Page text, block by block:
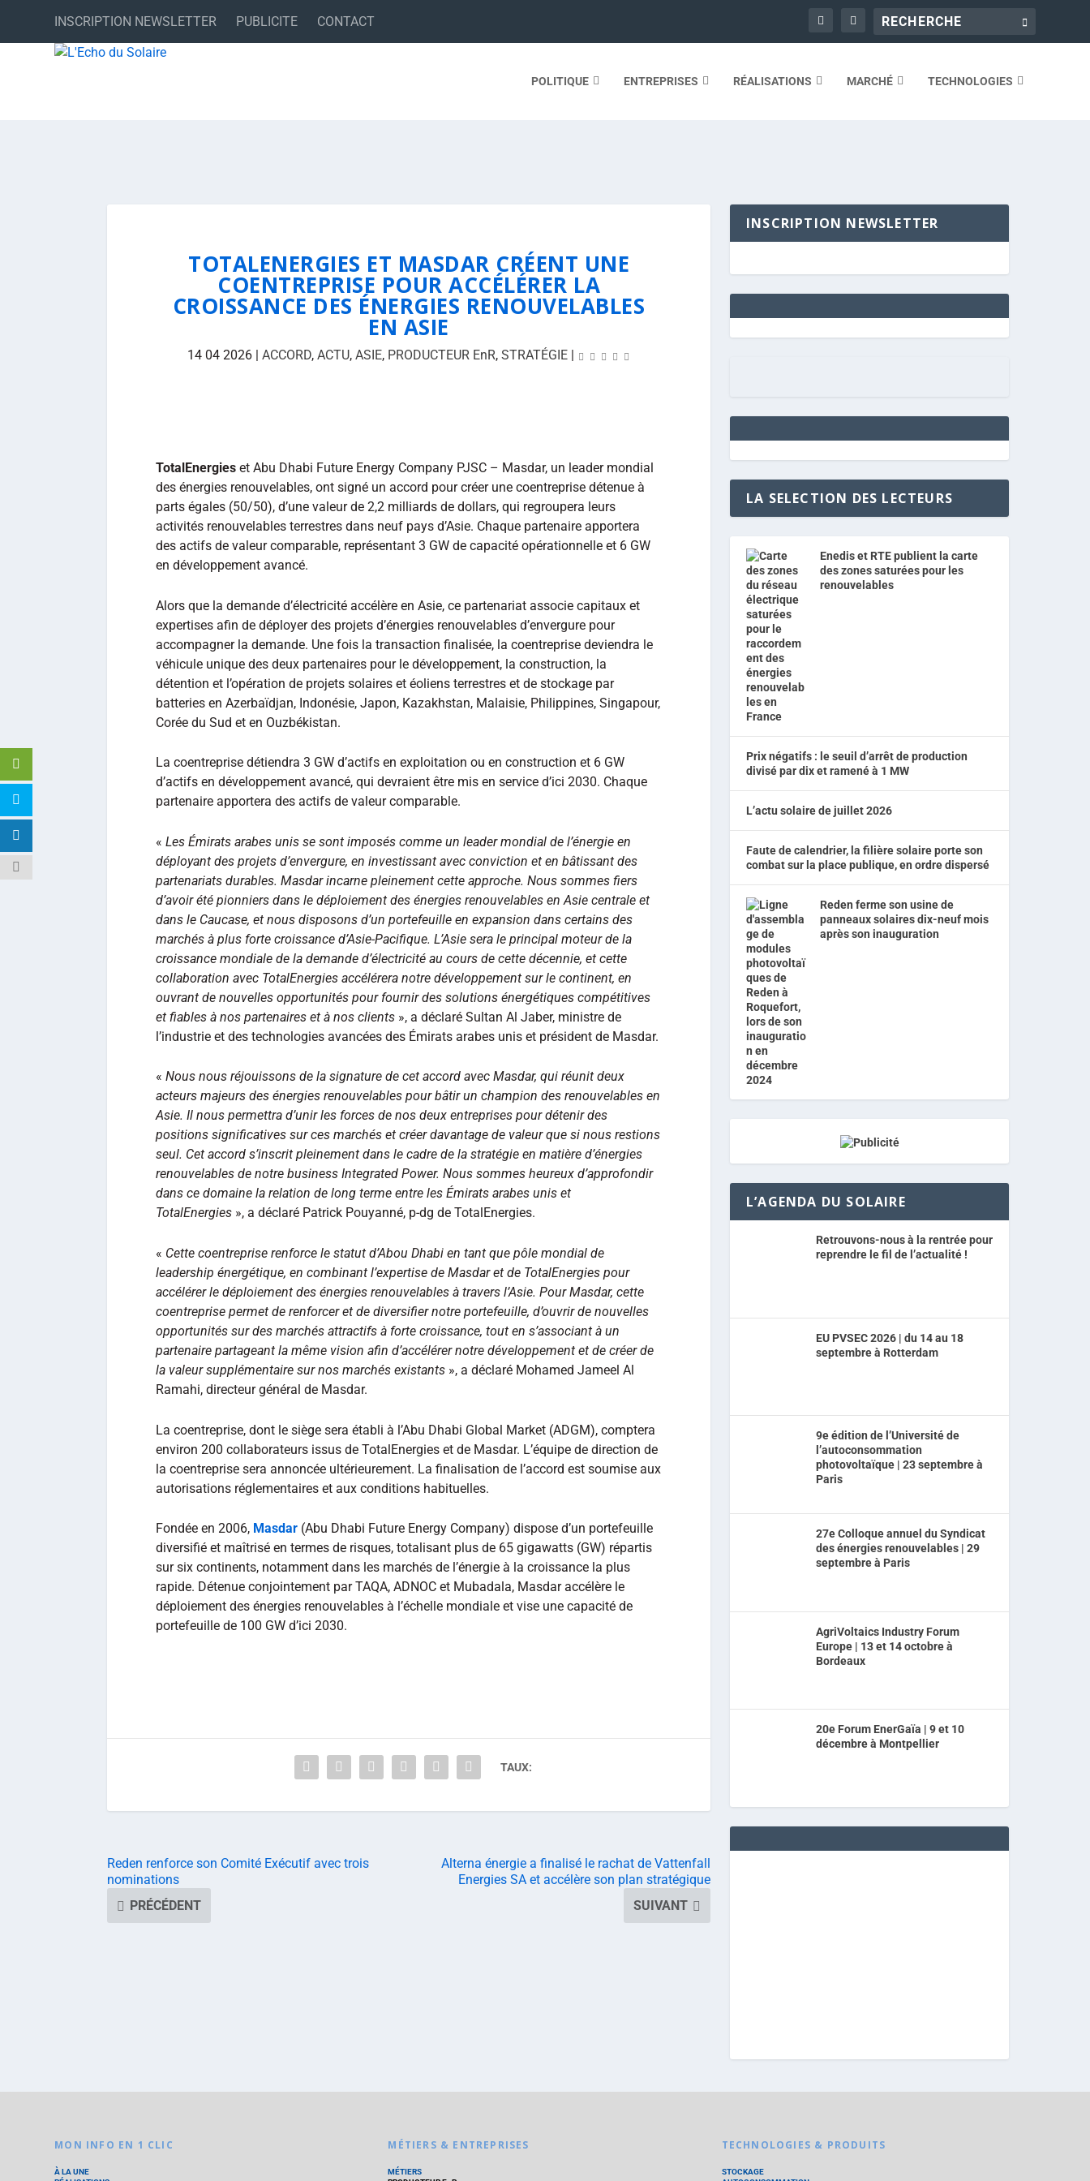
INSCRIPTION NEWSLETTER PUBLICITE CONTACT
POLITIQUE ENTREPRISES RÉALISATIONS MARCHÉ TECHNOLOGIES
TOTALENERGIES ET MASDAR CRÉENT UNE
COENTREPRISE POUR ACCÉLÉRER LA
CROISSANCE DES ÉNERGIES RENOUVELABLES
EN ASIE
14 04 2026| ACCORD, ACTU, ASIE, PRODUCTEUR EnR, STRATÉGIE|
TotalEnergies et Abu Dhabi Future Energy Company PJSC – Masdar, un leader mondial
des énergies renouvelables, ont signé un accord pour créer une coentreprise détenue à
parts égales (50/50), d’une valeur de 2,2 milliards de dollars, qui regroupera leurs
activités renouvelables terrestres dans neuf pays d’Asie. Chaque partenaire apportera
des actifs de valeur comparable, représentant 3 GW de capacité opérationnelle et 6 GW
en développement avancé.
Alors que la demande d’électricité accélère en Asie, ce partenariat associe capitaux et
expertises afin de déployer des projets d’énergies renouvelables d’envergure pour
accompagner la demande. Une fois la transaction finalisée, la coentreprise deviendra le
véhicule unique des deux partenaires pour le développement, la construction, la
détention et l’opération de projets solaires et éoliens terrestres et de stockage par
batteries en Azerbaïdjan, Indonésie, Japon, Kazakhstan, Malaisie, Philippines, Singapour,
Corée du Sud et en Ouzbékistan.
La coentreprise détiendra 3 GW d’actifs en exploitation ou en construction et 6 GW
d’actifs en développement avancé, qui devraient être mis en service d’ici 2030. Chaque
partenaire apportera des actifs de valeur comparable.
« Les Émirats arabes unis se sont imposés comme un leader mondial de l’énergie en
déployant des projets d’envergure, en investissant avec conviction et en bâtissant des
partenariats durables. Masdar incarne pleinement cette approche. Nous sommes fiers
d’avoir été pionniers dans le déploiement des énergies renouvelables en Asie centrale et
dans le Caucase, et nous disposons d’un portefeuille en expansion dans certains des
marchés à plus forte croissance d’Asie‑Pacifique. L’Asie sera le principal moteur de la
croissance mondiale de la demande d’électricité au cours de cette décennie, et cette
collaboration avec TotalEnergies accélérera notre développement sur le continent, en
ouvrant de nouvelles opportunités pour fournir des solutions énergétiques compétitives
et fiables à nos partenaires et à nos clients », a déclaré Sultan Al Jaber, ministre de
l’industrie et des technologies avancées des Émirats arabes unis et président de Masdar.
« Nous nous réjouissons de la signature de cet accord avec Masdar, qui réunit deux
acteurs majeurs des énergies renouvelables pour bâtir un champion des renouvelables en
Asie. Il nous permettra d’unir les forces de nos deux entreprises pour détenir des
positions significatives sur ces marchés et créer davantage de valeur que si nous restions
seul. Cet accord s’inscrit pleinement dans le cadre de la stratégie en matière d’énergies
renouvelables de notre business Integrated Power. Nous sommes heureux d’approfondir
dans ce domaine la relation de long terme entre les Émirats arabes unis et
TotalEnergies », a déclaré Patrick Pouyanné, p-dg de TotalEnergies.
« Cette coentreprise renforce le statut d’Abou Dhabi en tant que pôle mondial de
leadership énergétique, en combinant l’expertise de Masdar et de TotalEnergies pour
accélérer le déploiement des énergies renouvelables à travers l’Asie. Pour Masdar, cette
coentreprise permet de renforcer et de diversifier notre portefeuille, d’ouvrir de nouvelles
opportunités sur des marchés attractifs à forte croissance, tout en s’associant à un
partenaire partageant la même vision afin d’accélérer notre développement et de créer de
la valeur supplémentaire sur nos marchés existants », a déclaré Mohamed Jameel Al
Ramahi, directeur général de Masdar.
La coentreprise, dont le siège sera établi à l’Abu Dhabi Global Market (ADGM), comptera
environ 200 collaborateurs issus de TotalEnergies et de Masdar. L’équipe de direction de
la coentreprise sera annoncée ultérieurement. La finalisation de l’accord est soumise aux
autorisations réglementaires et aux conditions habituelles.
Fondée en 2006, Masdar (Abu Dhabi Future Energy Company) dispose d’un portefeuille
diversifié et maîtrisé en termes de risques, totalisant plus de 65 gigawatts (GW) répartis
sur six continents, notamment dans les marchés de l’énergie à la croissance la plus
rapide. Détenue conjointement par TAQA, ADNOC et Mubadala, Masdar accélère le
déploiement des énergies renouvelables à l’échelle mondiale et vise une capacité de
portefeuille de 100 GW d’ici 2030.
TAUX:
Reden renforce son Comité Exécutif avec trois
nominations
PRÉCÉDENT
Alterna énergie a finalisé le rachat de Vattenfall
Energies SA et accélère son plan stratégique
SUIVANT
INSCRIPTION NEWSLETTER
LA SELECTION DES LECTEURS
Enedis et RTE publient la carte
des zones saturées pour les
renouvelables
Prix négatifs : le seuil d’arrêt de production
divisé par dix et ramené à 1 MW
L’actu solaire de juillet 2026
Faute de calendrier, la filière solaire porte son
combat sur la place publique, en ordre dispersé
Reden ferme son usine de
panneaux solaires dix-neuf mois
après son inauguration
L’AGENDA DU SOLAIRE
Retrouvons-nous à la rentrée pour
reprendre le fil de l’actualité !
EU PVSEC 2026 | du 14 au 18
septembre à Rotterdam
9e édition de l’Université de
l’autoconsommation
photovoltaïque | 23 septembre à
Paris
27e Colloque annuel du Syndicat
des énergies renouvelables | 29
septembre à Paris
AgriVoltaics Industry Forum
Europe | 13 et 14 octobre à
Bordeaux
20e Forum EnerGaïa | 9 et 10
décembre à Montpellier
MON INFO EN 1 CLIC
À LA UNE
MÉTIERS & ENTREPRISES
MÉTIERS
TECHNOLOGIES & PRODUITS
STOCKAGE